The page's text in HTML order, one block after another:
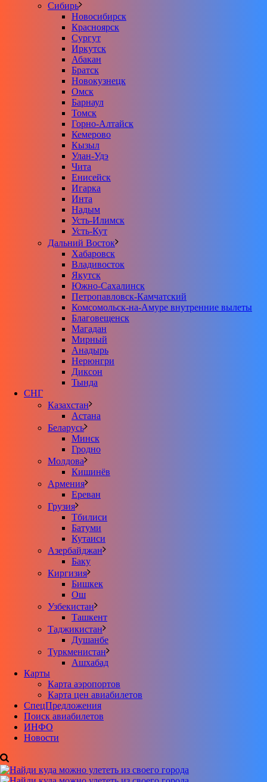
Сибирь
Новосибирск
Красноярск
Сургут
Иркутск
Абакан
Братск
Новокузнецк
Омск
Барнаул
Томск
Горно-Алтайск
Кемерово
Кызыл
Улан-Удэ
Чита
Енисейск
Игарка
Инта
Надым
Усть-Илимск
Усть-Кут
Дальний Восток
Хабаровск
Владивосток
Якутск
Южно-Сахалинск
Петропавловск-Камчатский
Комсомольск-на-Амуре внутренние вылеты
Благовещенск
Магадан
Мирный
Анадырь
Нерюнгри
Диксон
Тында
СНГ
Казахстан
Астана
Беларусь
Минск
Гродно
Молдова
Кишинёв
Армения
Ереван
Грузия
Тбилиси
Батуми
Кутаиси
Азербайджан
Баку
Киргизия
Бишкек
Ош
Узбекистан
Ташкент
Таджикистан
Душанбе
Туркменистан
Ашхабад
Карты
Карта аэропортов
Карта цен авиабилетов
CпецПредложения
Поиск авиабилетов
ИНФО
Новости